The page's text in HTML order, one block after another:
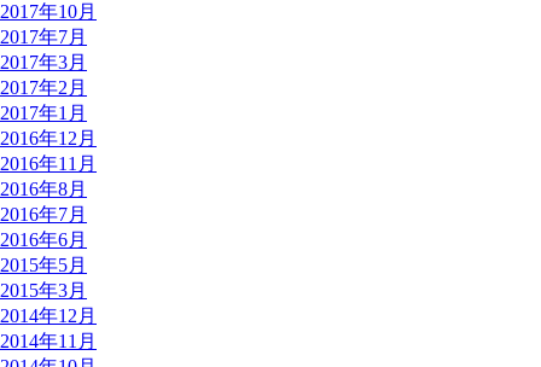
2017年10月
2017年7月
2017年3月
2017年2月
2017年1月
2016年12月
2016年11月
2016年8月
2016年7月
2016年6月
2015年5月
2015年3月
2014年12月
2014年11月